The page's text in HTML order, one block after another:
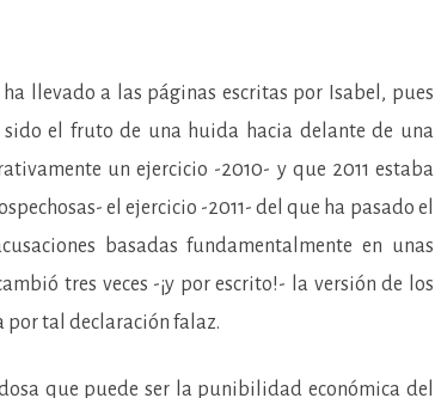
llevado a las páginas escritas por Isabel, pues
el fruto de una huida hacia delante de una
un ejercicio -2010- y que 2011 estaba
el ejercicio -2011- del que ha pasado el
basadas fundamentalmente en unas
tres veces -¡y por escrito!- la versión de los
por tal declaración falaz.
que puede ser la punibilidad económica del